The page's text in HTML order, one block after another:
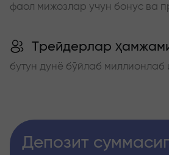
фаол мижозлар учун бонус ва
Трейдерлар
бутун дунё бўйлаб
Депозит